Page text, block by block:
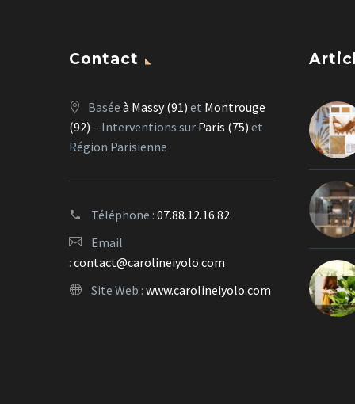
Contact
Basée à Massy (91) et Montrouge
(92) – Interventions sur Paris (75) et
Région Parisienne
Téléphone : 07.88.12.16.82
Email
: contact@carolineiyolo.com
Site Web : www.carolineiyolo.com